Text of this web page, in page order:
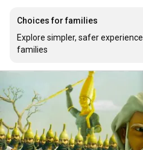
Choices for families
Explore simpler, safer
families